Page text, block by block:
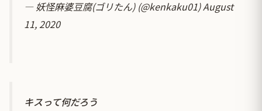
— 妖怪麻婆豆腐(ゴリたん) (@kenkaku01)August
11, 2020
キスって何だろう